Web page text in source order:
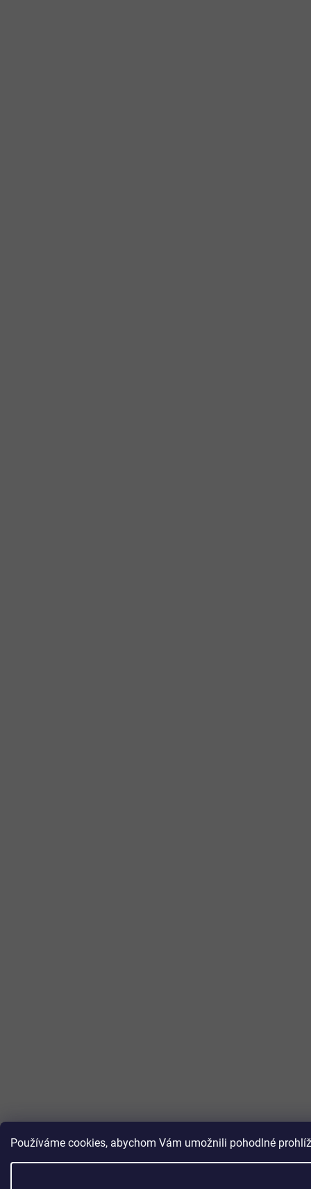
Používáme cookies, abychom Vám umožnili pohodlné